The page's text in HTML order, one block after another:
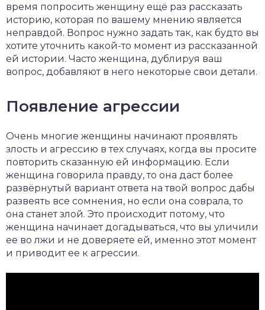
время попросить женщину ещё раз рассказать
историю, которая по вашему мнению является
неправдой. Вопрос нужно задать так, как будто вы
хотите уточнить какой-то момент из рассказанной
ей истории. Часто женщина, дублируя ваш
вопрос, добавляют в него некоторые свои детали.
Появление агрессии
Очень многие женщины начинают проявлять
злость и агрессию в тех случаях, когда вы просите
повторить сказанную ей информацию. Если
женщина говорила правду, то она даст более
развёрнутый вариант ответа на твой вопрос дабы
развеять все сомнения, но если она соврала, то
она станет злой. Это происходит потому, что
женщина начинает догадываться, что вы уличили
ее во лжи и не доверяете ей, именно этот момент
и приводит ее к агрессии.